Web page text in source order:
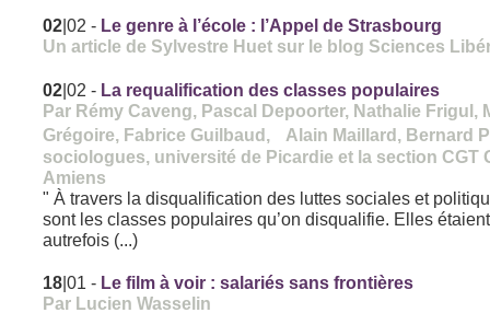
02|02 - Le genre à l’école : l’Appel de Strasbourg
Un article de Sylvestre Huet sur le blog Sciences
02|02 - La requalification des classes populaires
Par Rémy Caveng, Pascal Depoorter, Nathalie Frigul,
Grégoire, Fabrice Guilbaud, Alain Maillard, Bernard
sociologues, université de Picardie et la section CGT
Amiens
" À travers la disqualification des luttes sociales et
sont les classes populaires qu’on disqualifie. Elles étaient
autrefois (...)
18|01 - Le film à voir : salariés sans frontières
Par Lucien Wasselin